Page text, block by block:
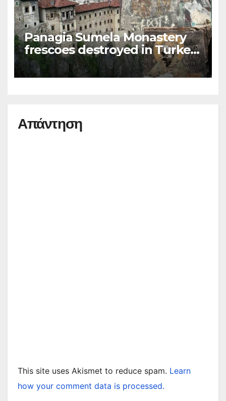
Panagia Sumela Monastery
frescoes destroyed in Turkey
(photos)
Απάντηση
This site uses Akismet to reduce spam. Learn
how your comment data is processed.